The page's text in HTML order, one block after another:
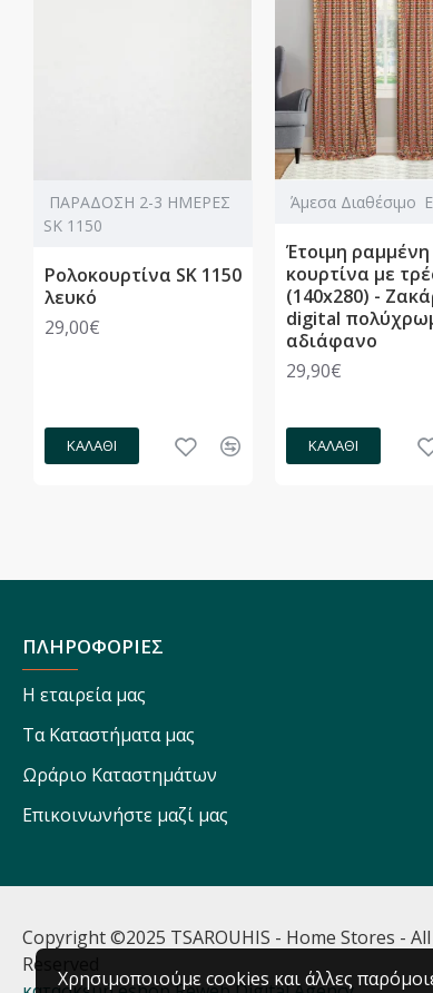
ΠΑΡΑΔΟΣΗ 2-3 ΗΜΕΡΕΣ
SK 1150
Ρολοκουρτίνα SK 1150
λευκό
29,00€
ΚΑΛΆΘΙ
Άμεσα Διαθέσιμο
Έτοιμη ραμμένη
κουρτίνα με
(140x280) -
digital
αδιάφανο
29,90€
ΚΑΛΆΘΙ
ΠΛΗΡΟΦΟΡΙΕΣ
Η εταιρεία μας
Τα Καταστήματα μας
Ωράριο Καταστημάτων
Επικοινωνήστε μαζί μας
Copyright ©2025 TSAROUHIS - Home Stores -
Reserved
Χρησιμοποιούμε cookies και άλλες